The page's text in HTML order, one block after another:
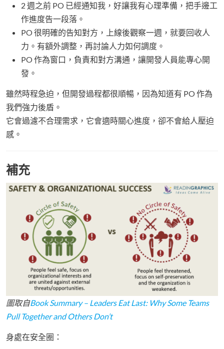
2 週之前 PO 已經通知我，好讓我有心理準備，把手邊工
作進度告一段落。
PO 很明確的告知對方，上線後觀察一週，就要回收人
力。有額外調整，再討論人力如何調度。
PO 作為窗口，負責和對方溝通，讓開發人員能專心開
發。
雖然時程急迫，但開發過程都很順暢，因為知道有 PO 作為
我們強力後盾。
它會過濾不合理需求，它會適時關心進度，卻不會給人壓迫
感。
補充
圖取自Book Summary – Leaders Eat Last: Why Some Teams
Pull Together and Others Don’t
身處在安全圈：